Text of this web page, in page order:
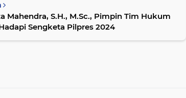
Mahendra, S.H., M.Sc., Pimpin Tim Hukum
Sengketa Pilpres 2024